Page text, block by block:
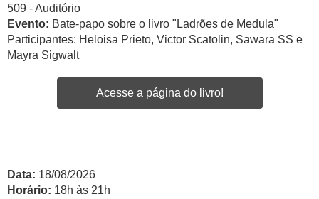
509 - Auditório
Evento: Bate-papo sobre o livro "Ladrões de Medula"
Participantes: Heloisa Prieto, Victor Scatolin, Sawara SS e
Mayra Sigwalt
Acesse a página do livro!
Data: 18/08/2026
Horário: 18h às 21h